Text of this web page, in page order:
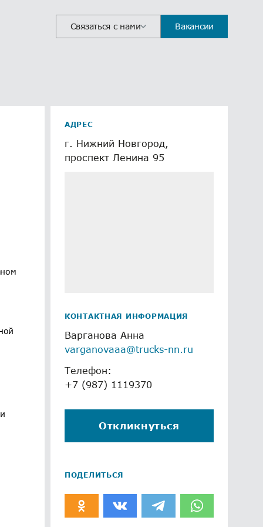
Связаться с нами Вакансии
АДРЕС
г. Нижний Новгород,
проспект Ленина 95
КОНТАКТНАЯ ИНФОРМАЦИЯ
Варганова Анна
varganovaaa@trucks-nn.ru
Телефон:
+7 (987) 1119370
Откликнуться
ПОДЕЛИТЬСЯ
Отклик на вакансию
отправлен
Ошибка